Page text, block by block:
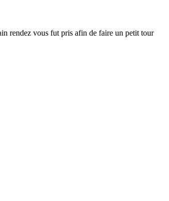
rendez vous fut pris afin de faire un petit tour